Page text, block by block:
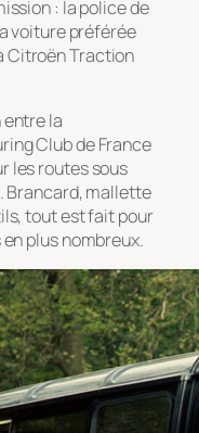
: la police de
voiture préférée
Citroën Traction
la
Club de France
les routes sous
Brancard, mallette
tout est fait pour
plus nombreux.